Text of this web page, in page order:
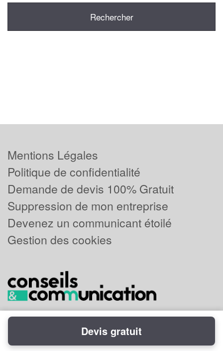
Mentions Légales
Politique de confidentialité
Demande de devis 100% Gratuit
Suppression de mon entreprise
Devenez un communicant étoilé
Gestion des cookies
Powered byPlus que pro
Devis gratuit